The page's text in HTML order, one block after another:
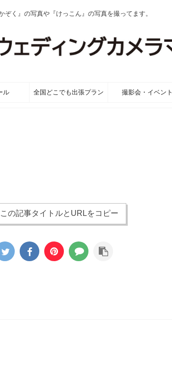
く』の写真や『けっこん』の写真を撮ってます。
ル 全国どこでも出張プラン 撮影会・イベント
この記事タイトルとURLをコピー